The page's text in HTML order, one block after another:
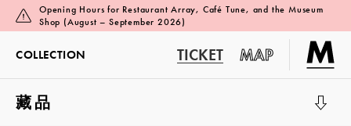
Opening Hours for Restaurant Array, Café Tune, and the Museum
Shop (August – September 2026)
COLLECTION TICKET MAP
藏品